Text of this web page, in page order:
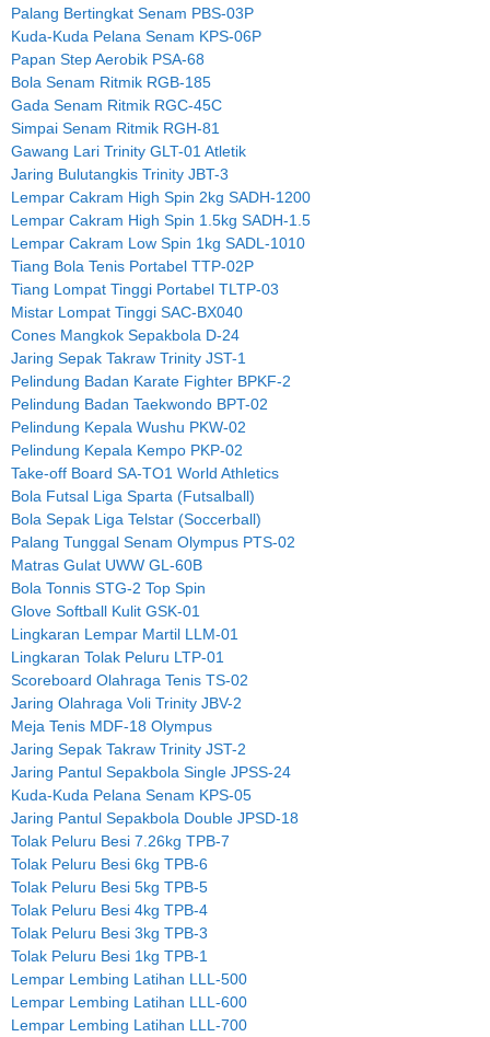
Palang Bertingkat Senam PBS-03P
Kuda-Kuda Pelana Senam KPS-06P
Papan Step Aerobik PSA-68
Bola Senam Ritmik RGB-185
Gada Senam Ritmik RGC-45C
Simpai Senam Ritmik RGH-81
Gawang Lari Trinity GLT-01 Atletik
Jaring Bulutangkis Trinity JBT-3
Lempar Cakram High Spin 2kg SADH-1200
Lempar Cakram High Spin 1.5kg SADH-1.5
Lempar Cakram Low Spin 1kg SADL-1010
Tiang Bola Tenis Portabel TTP-02P
Tiang Lompat Tinggi Portabel TLTP-03
Mistar Lompat Tinggi SAC-BX040
Cones Mangkok Sepakbola D-24
Jaring Sepak Takraw Trinity JST-1
Pelindung Badan Karate Fighter BPKF-2
Pelindung Badan Taekwondo BPT-02
Pelindung Kepala Wushu PKW-02
Pelindung Kepala Kempo PKP-02
Take-off Board SA-TO1 World Athletics
Bola Futsal Liga Sparta (Futsalball)
Bola Sepak Liga Telstar (Soccerball)
Palang Tunggal Senam Olympus PTS-02
Matras Gulat UWW GL-60B
Bola Tonnis STG-2 Top Spin
Glove Softball Kulit GSK-01
Lingkaran Lempar Martil LLM-01
Lingkaran Tolak Peluru LTP-01
Scoreboard Olahraga Tenis TS-02
Jaring Olahraga Voli Trinity JBV-2
Meja Tenis MDF-18 Olympus
Jaring Sepak Takraw Trinity JST-2
Jaring Pantul Sepakbola Single JPSS-24
Kuda-Kuda Pelana Senam KPS-05
Jaring Pantul Sepakbola Double JPSD-18
Tolak Peluru Besi 7.26kg TPB-7
Tolak Peluru Besi 6kg TPB-6
Tolak Peluru Besi 5kg TPB-5
Tolak Peluru Besi 4kg TPB-4
Tolak Peluru Besi 3kg TPB-3
Tolak Peluru Besi 1kg TPB-1
Lempar Lembing Latihan LLL-500
Lempar Lembing Latihan LLL-600
Lempar Lembing Latihan LLL-700